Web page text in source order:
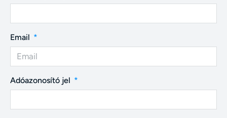
Email
Adóazonosító jel